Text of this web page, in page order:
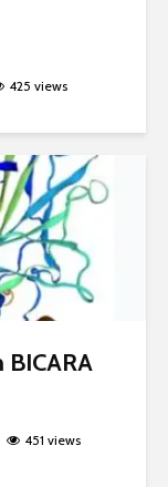
425 views
BICARA
451 views